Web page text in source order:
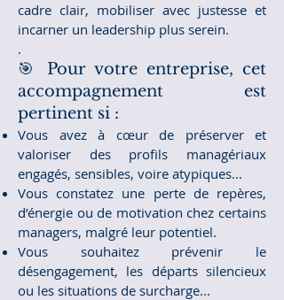
cadre clair, mobiliser avec justesse et
incarner un leadership plus serein.
.
🎯 Pour votre entreprise, cet
accompagnement est
pertinent si :
Vous avez à cœur de préserver et
valoriser des profils managériaux
engagés, sensibles, voire atypiques...
Vous constatez une perte de repères,
d’énergie ou de motivation chez certains
managers, malgré leur potentiel.
Vous souhaitez prévenir le
désengagement, les départs silencieux
ou les situations de surcharge...